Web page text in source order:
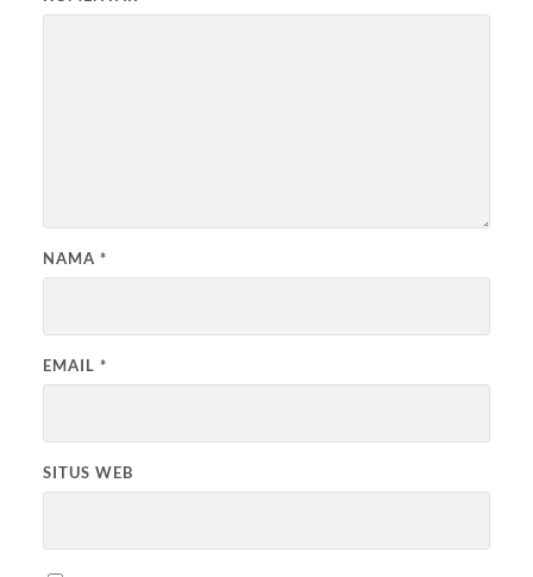
NAMA *
EMAIL *
SITUS WEB